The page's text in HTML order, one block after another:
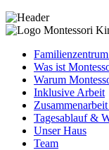
Familienzentrum
Was ist
Warum
Inklusive Arbeit
Tagesablauf &
Unser Haus
Team